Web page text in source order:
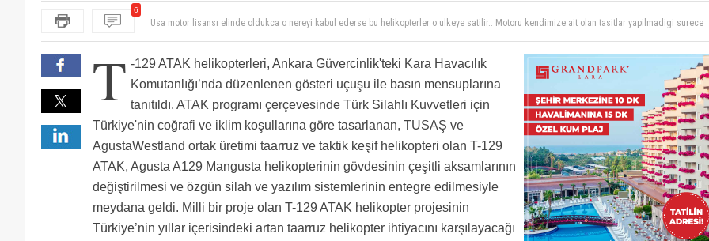
6
Devletimizin bekası, milletimizin güvenliği için çok zor şartlarda fedakarca görev yapan Kara Havacılarımızın gücüne güç katsın inşallah.
TSK ve Milletimize hayırlı olsun Fakat bu kadar reklamını yaptığı helikopteri, TSK neden 1,5 yıl önce almamak için gereksiz mazaretler
yarattı.....? Pilotlarımıza emniyetli uçuşlar
Bizim bu helikopterlere ihtiyacımız sözde çözüm süreci bitince PKK ve yandaşlarıyla savaşmak için var. Bu nedenle deniz seviyesinde kaç
dakika uçacağımızdan çok ne kadar yükseğe çıkabildiği ve mesela 3000 metre de kaç dakika menzili olduğu daha önemli herhalde. Bir bilen
aydınlatabilir mi acaba? Hatırlarsanız Tansu Çiller zamanında, eşinin temsilciliğini yaptığı Fransız helikopterleri alınmı bu helikopterler irtifa
problemi ve yakıt tanklarının altta ateşe açık olması nedeniyle PKK'ya karşı kullanılamamıştı. Bu platformları Marmara ve Ege'de görebilirsiniz
ancak. ATAKlar hayırlı olsun.
O nasil bir kelime? Acil durum'a ne oldu, tayini mi cikti, yoksa surgune mi gitti?
Usa motor lisansı elinde oldukca o nereyi kabul ederse bu helikopterler o ulkeye satilir.. Motoru kendimize ait olan tasitlar yapilmadigi surece
hayall bu isler..
T -129 ATAK helikopterleri, Ankara Güvercinlik'teki Kara Havacılık
Komutanlığı’nda düzenlenen gösteri uçuşu ile basın mensuplarına
tanıtıldı. ATAK programı çerçevesinde Türk Silahlı Kuvvetleri için
Türkiye'nin coğrafi ve iklim koşullarına göre tasarlanan, TUSAŞ ve
AgustaWestland ortak üretimi taarruz ve taktik keşif helikopteri olan T-129
ATAK, Agusta A129 Mangusta helikopterinin gövdesinin çeşitli aksamlarının
değiştirilmesi ve özgün silah ve yazılım sistemlerinin entegre edilmesiyle
meydana geldi. Milli bir proje olan T-129 ATAK helikopter projesinin
Türkiye’nin yıllar içerisindeki artan taarruz helikopter ihtiyacını karşılayacağı